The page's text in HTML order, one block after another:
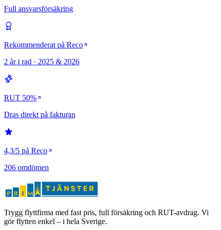
Full ansvarsförsäkring
Rekommenderat på Reco
2 år i rad · 2025 & 2026
RUT 50%
Dras direkt på fakturan
4,3/5 på Reco
206 omdömen
Trygg flyttfirma med fast pris, full försäkring och RUT-avdrag. Vi
gör flytten enkel – i hela Sverige.